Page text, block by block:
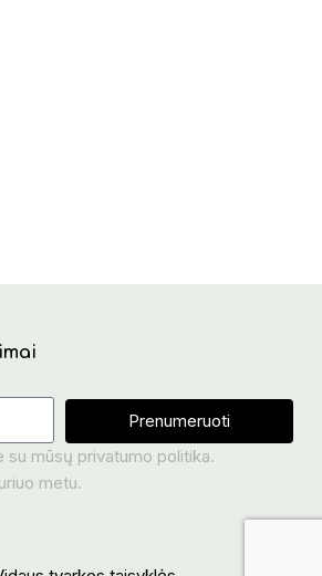
Prenumeruoti
su mūsų privatumo politika.
metu.